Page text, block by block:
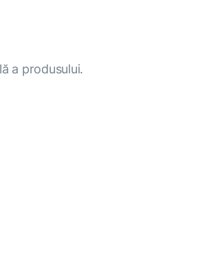
a produsului.